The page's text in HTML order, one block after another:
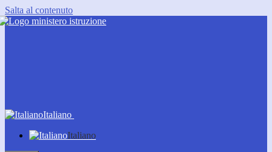
Salta al contenuto
Italiano
Italiano